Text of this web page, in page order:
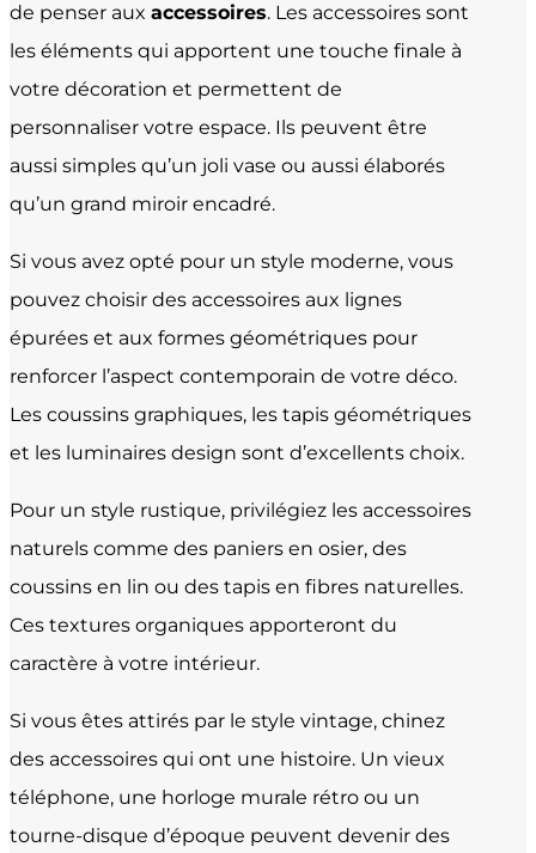
de penser aux accessoires. Les accessoires sont
les éléments qui apportent une touche finale à
votre décoration et permettent de
personnaliser votre espace. Ils peuvent être
aussi simples qu’un joli vase ou aussi élaborés
qu’un grand miroir encadré.
Si vous avez opté pour un style moderne, vous
pouvez choisir des accessoires aux lignes
épurées et aux formes géométriques pour
renforcer l’aspect contemporain de votre déco.
Les coussins graphiques, les tapis géométriques
et les luminaires design sont d’excellents choix.
Pour un style rustique, privilégiez les accessoires
naturels comme des paniers en osier, des
coussins en lin ou des tapis en fibres naturelles.
Ces textures organiques apporteront du
caractère à votre intérieur.
Si vous êtes attirés par le style vintage, chinez
des accessoires qui ont une histoire. Un vieux
téléphone, une horloge murale rétro ou un
tourne-disque d’époque peuvent devenir des